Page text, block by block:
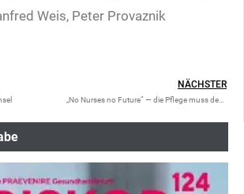
Weis, Peter Provaznik
NÄCHSTER